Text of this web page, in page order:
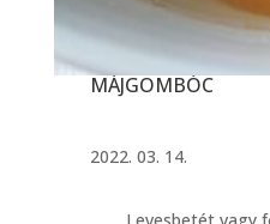
MÁJGOMBÓC
2022. 03. 14.